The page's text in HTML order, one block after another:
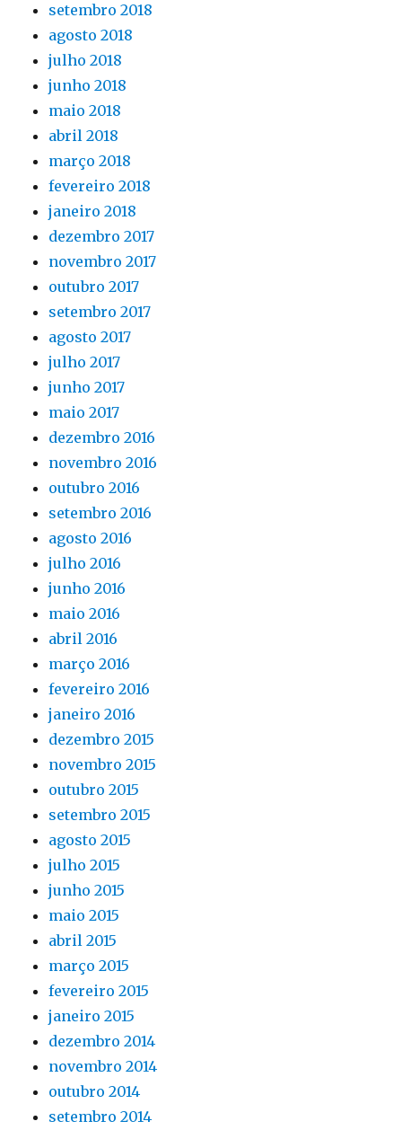
setembro 2018
agosto 2018
julho 2018
junho 2018
maio 2018
abril 2018
março 2018
fevereiro 2018
janeiro 2018
dezembro 2017
novembro 2017
outubro 2017
setembro 2017
agosto 2017
julho 2017
junho 2017
maio 2017
dezembro 2016
novembro 2016
outubro 2016
setembro 2016
agosto 2016
julho 2016
junho 2016
maio 2016
abril 2016
março 2016
fevereiro 2016
janeiro 2016
dezembro 2015
novembro 2015
outubro 2015
setembro 2015
agosto 2015
julho 2015
junho 2015
maio 2015
abril 2015
março 2015
fevereiro 2015
janeiro 2015
dezembro 2014
novembro 2014
outubro 2014
setembro 2014